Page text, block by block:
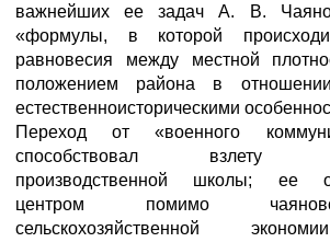
важнейших ее задач А. В.
«формулы, в которой
равновесия между местной
положением района в
естественноисторическими
Переход от «военного
способствовал взлету
производственной школы; ее
центром помимо
сельскохозяйственной